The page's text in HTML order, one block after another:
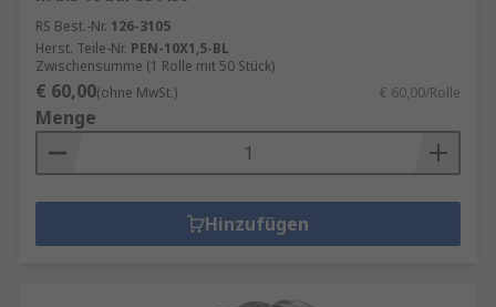
RS Best.-Nr. 126-3105
Herst. Teile-Nr. PEN-10X1,5-BL
Zwischensumme (1 Rolle mit 50 Stück)
€ 60,00(ohne MwSt.) € 60,00/Rolle
Menge
Hinzufügen